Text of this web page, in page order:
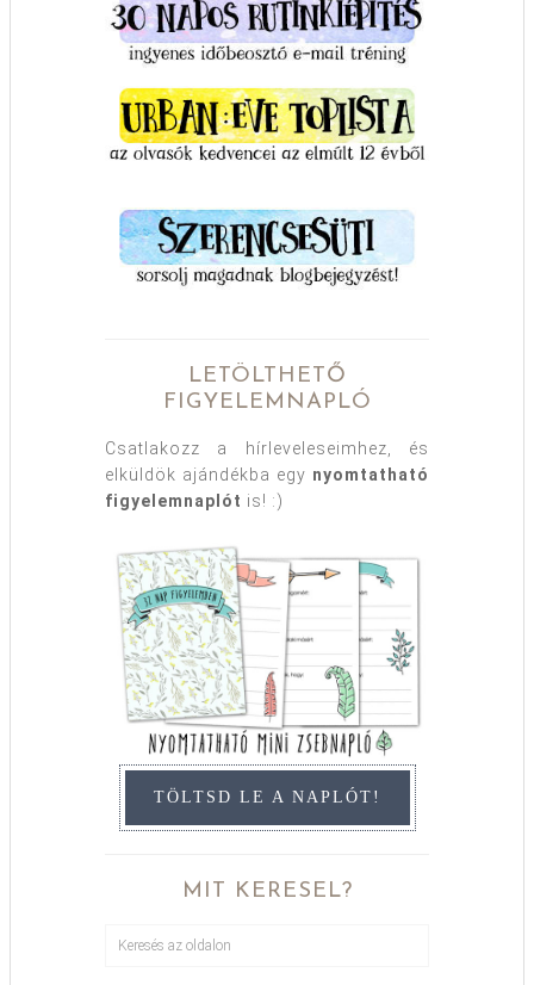
LETÖLTHETŐ
FIGYELEMNAPLÓ
Csatlakozz a hírleveleseimhez, és
elküldök ajándékba egy nyomtatható
figyelemnaplót is! :)
TÖLTSD LE A NAPLÓT!
MIT KERESEL?